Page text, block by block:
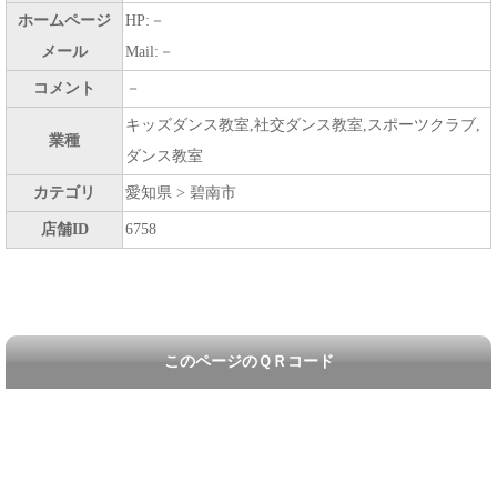
ホームページ
メール
HP:－
Mail:－
コメント －
業種
キッズダンス教室,社交ダンス教室,スポーツクラブ,
ダンス教室
カテゴリ 愛知県 > 碧南市
店舗ID 6758
このページのＱＲコード